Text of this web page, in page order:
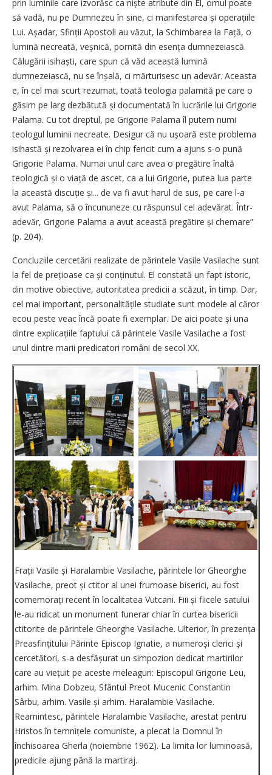
prin luminile care izvorăsc ca niște atribute din El, omul poate
să vadă, nu pe Dumnezeu în sine, ci manifestarea și operațiile
Lui. Așadar, Sfinții Apostoli au văzut, la Schimbarea la Față, o
lumină necreată, veș­nică, pornită din esența dumnezeiască.
Călugării isihaști, care spun că văd această lumină
dumnezeiască, nu se înșală, ci mărturisesc un adevăr. Aceasta
e, în cel mai scurt rezumat, toată teologia palamită pe care o
găsim pe larg dezbătută și documentată în lucrările lui Grigorie
Palama. Cu tot dreptul, pe Grigorie Palama îl putem numi
teologul luminii necreate. Desigur că nu ușoară este problema
isihastă și rezolvarea ei în chip fericit cum a ajuns s-o pună
Grigorie Palama. Numai unul care avea o pregătire înaltă
teologică și o viață de ascet, ca a lui Grigorie, putea lua parte
la această discuție și... de va fi avut harul de sus, pe care l-a
avut Palama, să o încununeze cu răspunsul cel adevărat. Într-
adevăr, Grigorie Palama a avut această pregătire și chemare”
(p. 204).
Concluziile cercetării realizate de părintele Vasile Vasilache sunt
la fel de prețioase ca și conținutul. El constată un fapt istoric,
din motive obiective, autoritatea predicii a scăzut, în timp. Dar,
cel mai important, personalitățile studiate sunt modele al căror
ecou peste veac încă poate fi exemplar. De aici poate și una
dintre explicațiile faptului că părintele Vasile Vasilache a fost
unul dintre marii predicatori români de secol XX.
Frații Vasile și Haralambie Vasilache, părintele lor Gheorghe
Vasilache, preot și ctitor al unei frumoase biserici, au fost
come­mo­rați recent în localitatea Vutcani. Fiii și fiicele satului
le-au ridicat un monument funerar chiar în curtea bisericii
ctitorite de părintele Gheorghe Vasilache. Ulterior, în prezența
Preasfințitului Părinte Episcop Ignatie, a nume­roși clerici și
cercetători, s-a desfășurat un simpozion dedicat martirilor
care au viețuit pe aceste meleaguri: Episcopul Grigorie Leu,
arhim. Mina Dobzeu, Sfântul Preot Mucenic Constantin
Sârbu, arhim. Vasile și arhim. Haralambie Vasilache.
Reamintesc, părintele Haralambie Vasilache, arestat pentru
Hristos în temnițele comuniste, a plecat la Domnul în
închisoarea Gherla (noiembrie 1962). La limita lor luminoasă,
predicile ajung până la martiraj.